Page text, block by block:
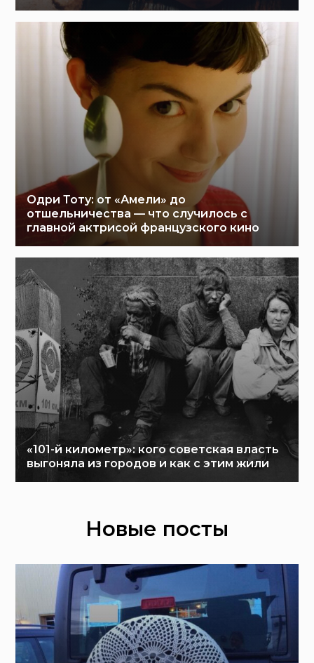
Одри Тоту: от «Амели» до
отшельничества — что случилось с
главной актрисой французского кино
«101-й километр»: кого советская власть
выгоняла из городов и как с этим жили
Новые посты